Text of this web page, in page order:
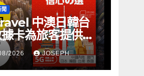
聞
中澳日韓台
卡為旅客提供無
體驗
2026 JOSEPH